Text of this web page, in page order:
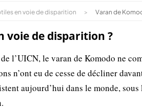
en voie de disparition > Varan de
voie de disparition ?
l’UICN, le varan de Komodo ne
n’ont eu de cesse de décliner
aujourd’hui dans le monde, sous